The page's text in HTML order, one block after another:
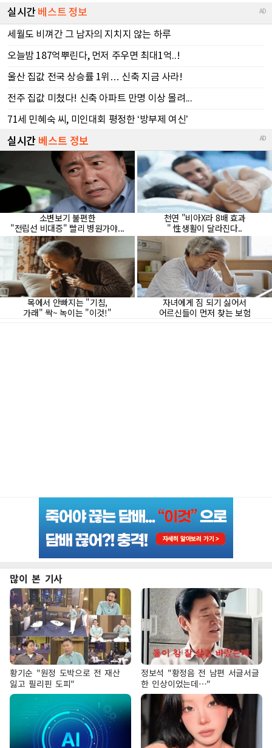
많이 본 기사
황기순 "원정 도박으로 전 재산
잃고 필리핀 도피"
정보석 "황정음 전 남편 서글서글
한 인상이었는데…"